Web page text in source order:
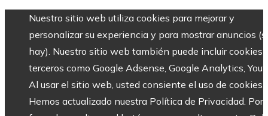
Nuestro sitio web utiliza cookies para mejorar y
personalizar su experiencia y para mostrar anuncios
hay). Nuestro sitio web también puede incluir cookies
terceros como Google Adsense, Google Analytics,
Al usar el sitio web, usted consiente el uso de cookies.
Hemos actualizado nuestra Política de Privacidad. Por